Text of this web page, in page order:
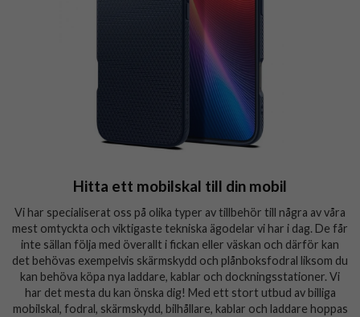
Hitta ett mobilskal till din mobil
Vi har specialiserat oss på olika typer av tillbehör till några av våra
mest omtyckta och viktigaste tekniska ägodelar vi har i dag. De får
inte sällan följa med överallt i fickan eller väskan och därför kan
det behövas exempelvis skärmskydd och plånboksfodral liksom du
kan behöva köpa nya laddare, kablar och dockningsstationer. Vi
har det mesta du kan önska dig! Med ett stort utbud av billiga
mobilskal, fodral, skärmskydd, bilhållare, kablar och laddare hoppas